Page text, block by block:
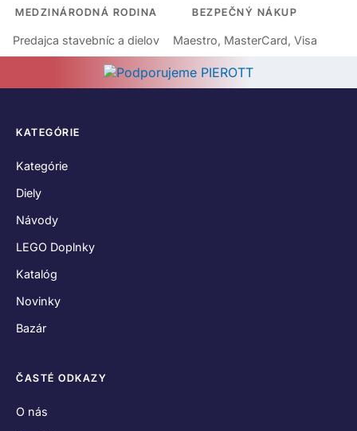
MEDZINÁRODNÁ RODINA
Predajca stavebníc a dielov
BEZPEČNÝ NÁKUP
Maestro, MasterCard, Visa
KATEGÓRIE
Kategórie
Diely
Návody
LEGO Doplnky
Katalóg
Novinky
Bazár
ČASTÉ ODKAZY
O nás